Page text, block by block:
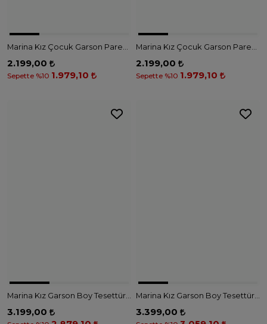
Marina Kız Çocuk Garson Pareo - GP2502 - SİYAH
2.199,00
Sepette %10 1.979,10
Marina Kız Çocuk Garson Pareo - GP2501 - TURUNCU
2.199,00
Sepette %10 1.979,10
Marina Kız Garson Boy Tesettür Mayo G2503 - LACİVERT SOMON
3.199,00
Marina Kız Garson Boy Tesettür Mayo – G2502 - PEMBE SİYAH
3.399,00